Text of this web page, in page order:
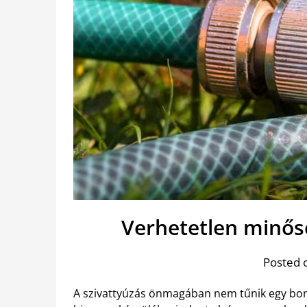
Verhetetlen
Posted
A szivattyúzás önmagában nem tűnik egy